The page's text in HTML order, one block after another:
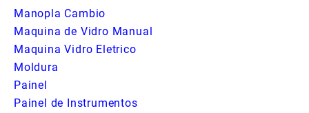
Manopla Cambio
Maquina de Vidro Manual
Maquina Vidro Eletrico
Moldura
Painel
Painel de Instrumentos